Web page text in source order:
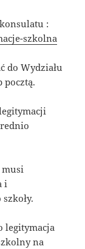
:
szkolna
do Wydziału
pocztą.
musi
i
legitymacja
na